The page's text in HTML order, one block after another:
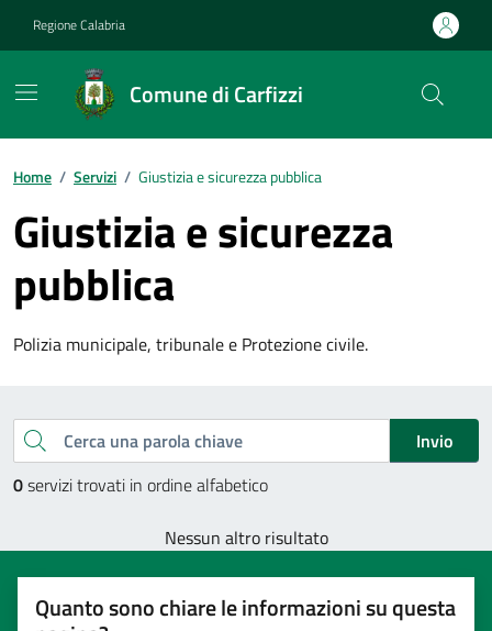
Regione Calabria
Comune di Carfizzi
Home / Servizi / Giustizia e sicurezza pubblica
Giustizia e sicurezza
pubblica
Polizia municipale, tribunale e Protezione civile.
Esplora tutti i servizi
Cerca una parola chiave
Invio
0servizi trovati in ordine alfabetico
Nessun altro risultato
Quanto sono chiare le informazioni su questa